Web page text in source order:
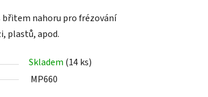
břitem nahoru pro frézování
plastů, apod.
Skladem (14 ks)
MP660